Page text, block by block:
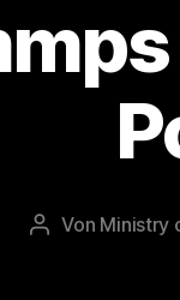
Beitragsautor
Von Ministry